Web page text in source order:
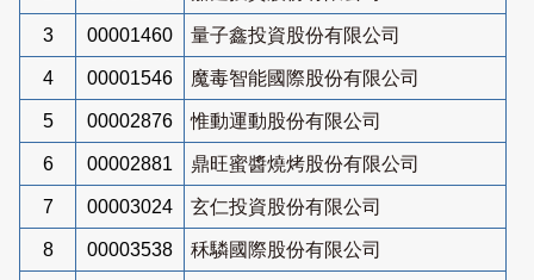
3 00001460 量子鑫投資股份有限公司
4 00001546 魔毒智能國際股份有限公司
5 00002876 惟動運動股份有限公司
6 00002881 鼎旺蜜醬燒烤股份有限公司
7 00003024 玄仁投資股份有限公司
8 00003538 秝驎國際股份有限公司